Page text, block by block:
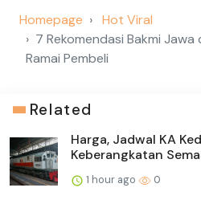
Homepage
Hot Viral
7 Rekomendasi Bakmi Jawa
Ramai Pembeli
Related
Harga, Jadwal KA
Keberangkatan
1 hour ago 0